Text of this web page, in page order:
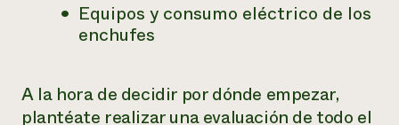
Equipos y consumo eléctrico de los
enchufes
A la hora de decidir por dónde empezar,
plantéate realizar una evaluación de todo el